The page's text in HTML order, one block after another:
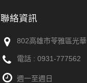
聯絡資訊
802高雄市苓雅區光
電話 : 0931-777562
週一至週日